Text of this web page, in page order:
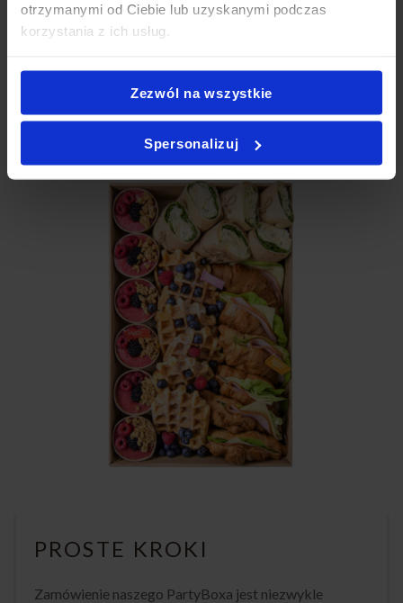
otrzymanymi od Ciebie lub uzyskanymi podczas
korzystania z ich usług.
Zezwól na wszystkie
Spersonalizuj
Toruń ,Partybox Toruń,Catering Toruń impreza
przekąski Toruń , Catering świąteczny Toruń
Jak zamówić PartyBox?
PROSTE KROKI
Zamówienie naszego PartyBoxa jest niezwykle